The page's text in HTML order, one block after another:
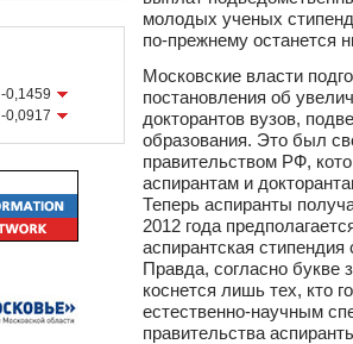
-0,1459
-0,0917
молодых ученых
по-прежнему останется
Московские власти
постановления об
докторантов вузов,
образования. Это был
правительством РФ,
аспирантам и
Теперь аспиранты
2012 года
аспирантская
Правда, согласно
коснется лишь тех, кто
естественно-научным
правительства